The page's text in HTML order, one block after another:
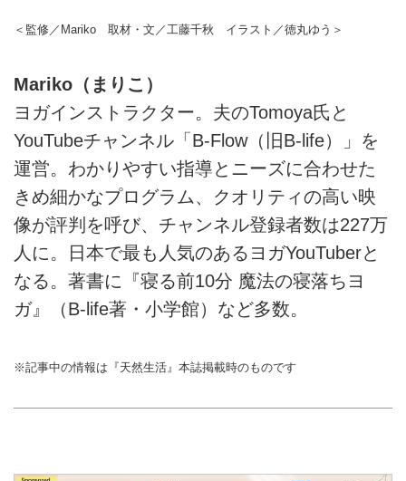
＜監修／Mariko 取材・文／工藤千秋 イラスト／徳丸ゆう＞
Mariko（まりこ）
ヨガインストラクター。夫のTomoya氏と
YouTubeチャンネル「B-Flow（旧B-life）」を
運営。わかりやすい指導とニーズに合わせた
きめ細かなプログラム、クオリティの高い映
像が評判を呼び、チャンネル登録者数は227万
人に。日本で最も人気のあるヨガYouTuberと
なる。著書に『寝る前10分 魔法の寝落ちヨ
ガ』（B-life著・小学館）など多数。
※記事中の情報は『天然生活』本誌掲載時のものです